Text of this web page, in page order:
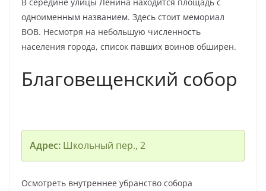
В середине улицы Ленина находится площадь с
одноименным названием. Здесь стоит мемориал
ВОВ. Несмотря на небольшую численность
населения города, список павших воинов обширен.
Благовещенский собор
Адрес:Школьный пер., 2
Осмотреть внутреннее убранство собора